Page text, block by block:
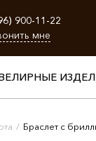
900-11-22
мне
/ Браслет с